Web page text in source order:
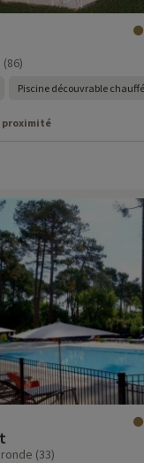
Piscine découvrable
proximité
(33)